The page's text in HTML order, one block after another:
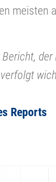
meisten
Reports